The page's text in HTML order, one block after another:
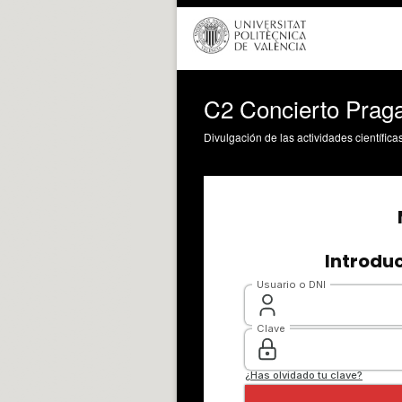
C2 Concierto
Divulgación de las actividades